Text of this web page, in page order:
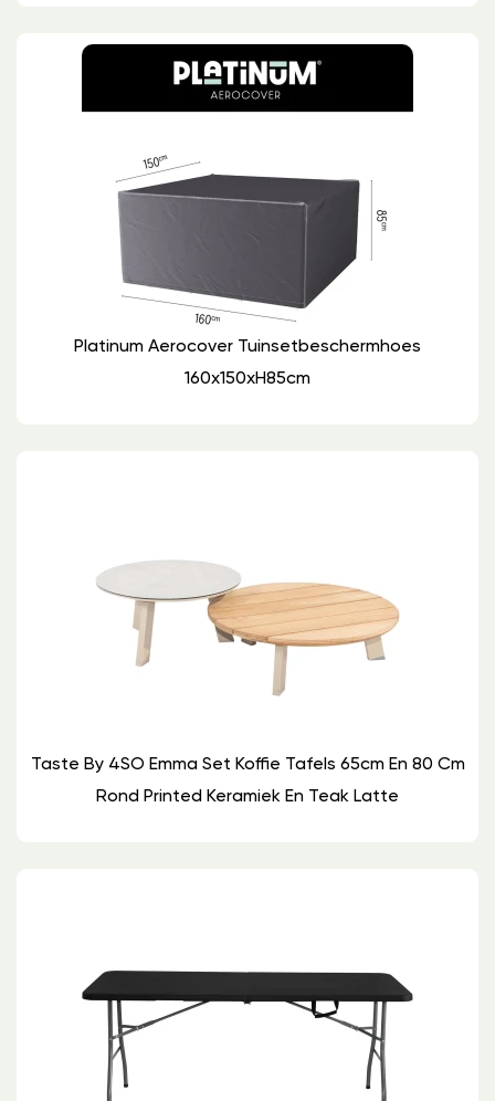
Platinum Aerocover Tuinsetbeschermhoes
160x150xH85cm
Taste By 4SO Emma Set Koffie Tafels 65cm En 80 Cm
Rond Printed Keramiek En Teak Latte